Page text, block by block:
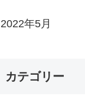
2022年5月
カテゴリー